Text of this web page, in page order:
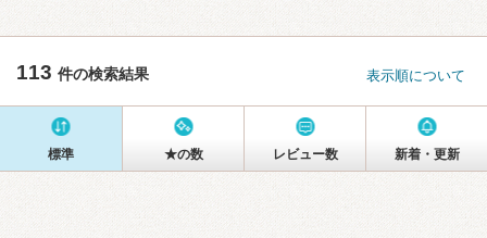
113 件の検索結果 表示順について
標準 ★の数 レビュー数 新着・更新